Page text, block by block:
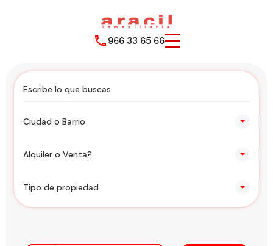
966 33 65 66
Ciudad o Barrio
Alquiler o Venta?
Tipo de propiedad